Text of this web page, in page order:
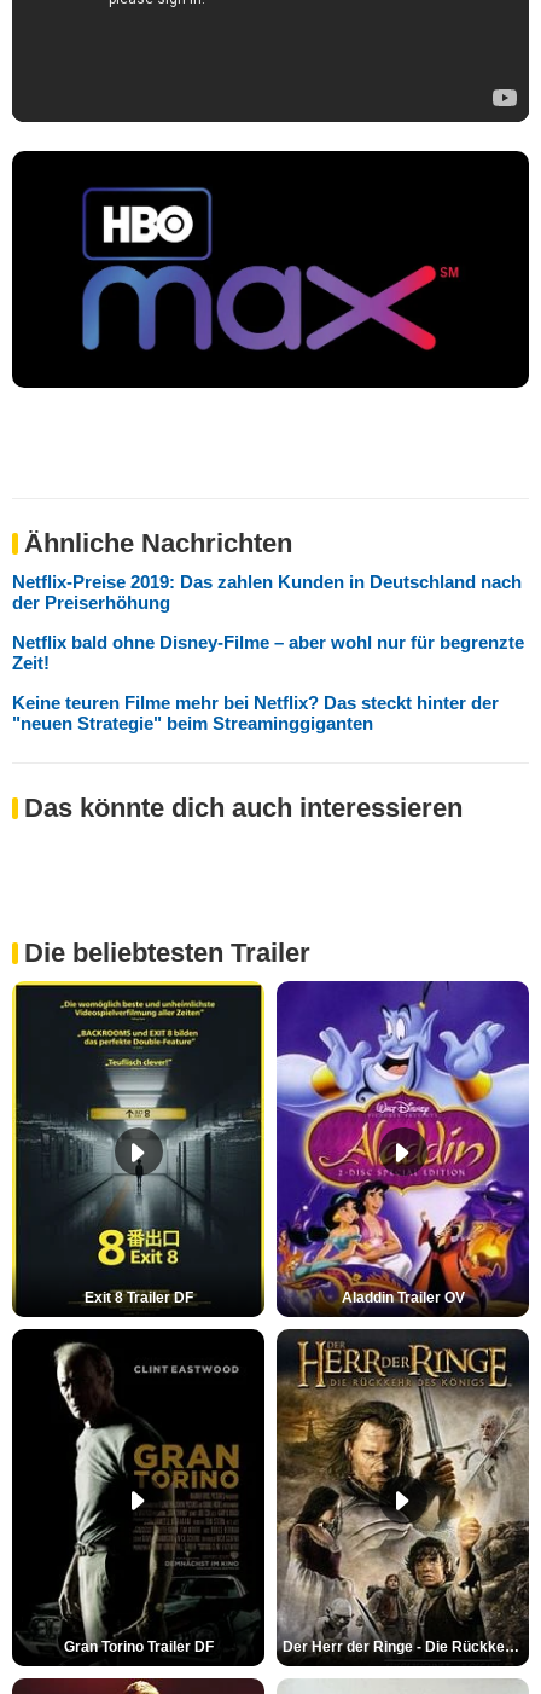
Ähnliche Nachrichten
Netflix-Preise 2019: Das zahlen Kunden in Deutschland nach
der Preiserhöhung
Netflix bald ohne Disney-Filme – aber wohl nur für begrenzte
Zeit!
Keine teuren Filme mehr bei Netflix? Das steckt hinter der
"neuen Strategie" beim Streaminggiganten
Das könnte dich auch interessieren
Die beliebtesten Trailer
Exit 8 Trailer DF Aladdin Trailer OV
Gran Torino Trailer DF Der Herr der Ringe - Die Rückkehr des Königs Trailer OV